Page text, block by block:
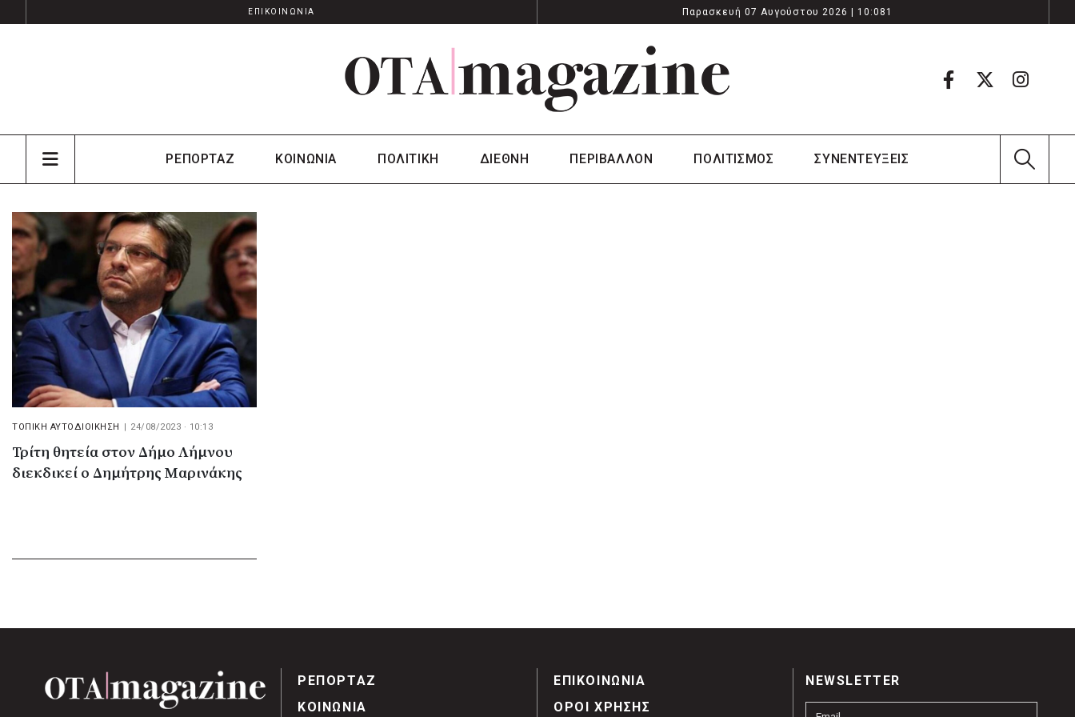
ΕΠΙΚΟΙΝΩΝΙΑ Παρασκευή 07 Αυγούστου 2026 | 10:081
ΡΕΠΟΡΤΑΖ ΚΟΙΝΩΝΙΑ ΠΟΛΙΤΙΚΗ ΔΙΕΘΝΗ ΠΕΡΙΒΑΛΛΟΝ ΠΟΛΙΤΙΣΜΟΣ ΣΥΝΕΝΤΕΥΞΕΙΣ
ΤΟΠΙΚΗ ΑΥΤΟΔΙΟΙΚΗΣΗ | 24/08/2023 · 10:13
Τρίτη θητεία στον Δήμο Λήμνου
διεκδικεί ο Δημήτρης Μαρινάκης
ΡΕΠΟΡΤΑΖ
ΚΟΙΝΩΝΙΑ
ΕΠΙΚΟΙΝΩΝΙΑ
ΟΡΟΙ ΧΡΗΣΗΣ
NEWSLETTER